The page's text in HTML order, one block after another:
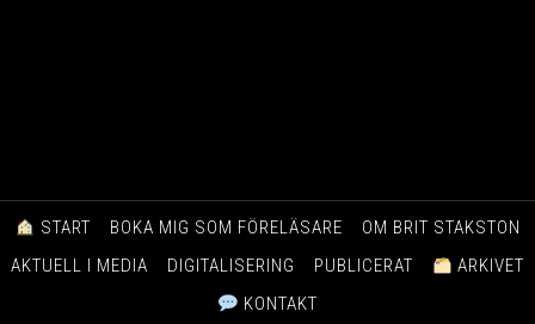
START BOKA MIG SOM FÖRELÄSARE
OM BRIT STAKSTON
AKTUELL I MEDIA
DIGITALISERING PUBLICERAT
ARKIVET
KONTAKT